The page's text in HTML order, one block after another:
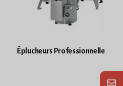
Éplucheurs Professionnelle